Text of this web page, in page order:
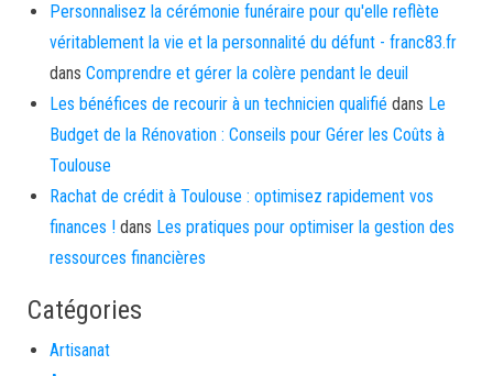
Personnalisez la cérémonie funéraire pour qu'elle reflète
véritablement la vie et la personnalité du défunt - franc83.fr
dans Comprendre et gérer la colère pendant le deuil
Les bénéfices de recourir à un technicien qualifié dans Le
Budget de la Rénovation : Conseils pour Gérer les Coûts à
Toulouse
Rachat de crédit à Toulouse : optimisez rapidement vos
finances ! dans Les pratiques pour optimiser la gestion des
ressources financières
Catégories
Artisanat